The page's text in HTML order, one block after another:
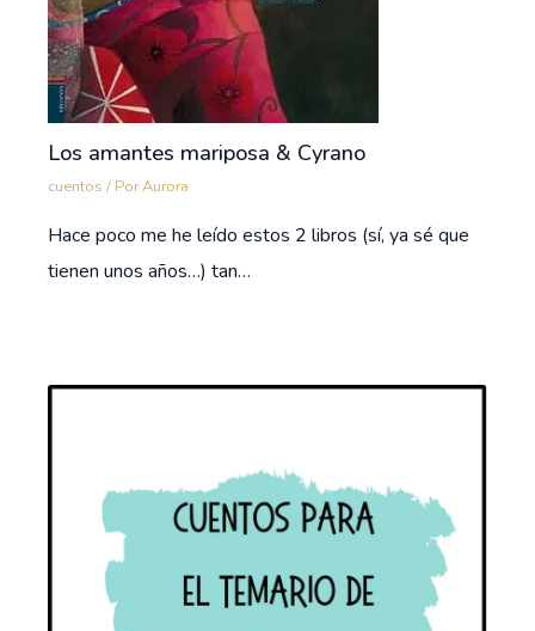
Los amantes mariposa & Cyrano
cuentos / PorAurora
Hace poco me he leído estos 2 libros (sí, ya sé que
tienen unos años…) tan…